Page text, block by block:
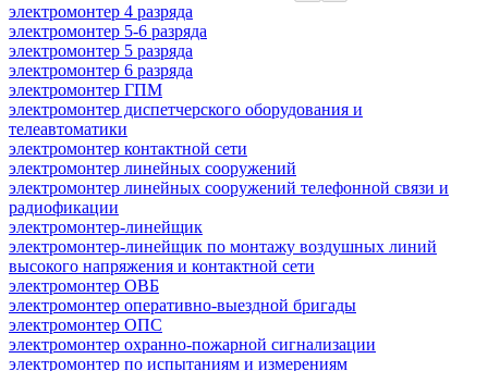
электромонтер 4 разряда
электромонтер 5-6 разряда
электромонтер 5 разряда
электромонтер 6 разряда
электромонтер ГПМ
электромонтер диспетчерского оборудования и
телеавтоматики
электромонтер контактной сети
электромонтер линейных сооружений
электромонтер линейных сооружений телефонной связи и
радиофикации
электромонтер-линейщик
электромонтер-линейщик по монтажу воздушных линий
высокого напряжения и контактной сети
электромонтер ОВБ
электромонтер оперативно-выездной бригады
электромонтер ОПС
электромонтер охранно-пожарной сигнализации
электромонтер по испытаниям и измерениям